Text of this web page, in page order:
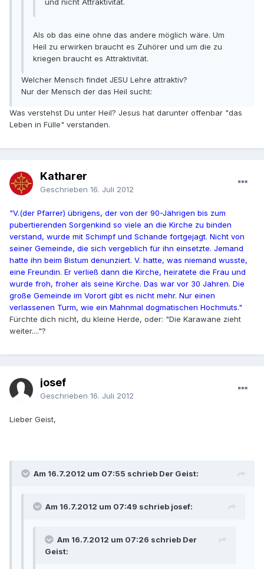
und nicht Attraktivität.
Als ob das eine ohne das andere möglich wäre. Um
Heil zu erwirken braucht es Zuhörer und um die zu
kriegen braucht es Attraktivität.
Welcher Mensch findet JESU Lehre attraktiv?
Nur der Mensch der das Heil sucht:
Was verstehst Du unter Heil? Jesus hat darunter offenbar "das
Leben in Fülle" verstanden.
Katharer
Geschrieben 16. Juli 2012
"V.(der Pfarrer) übrigens, der von der 90-Jährigen bis zum
pubertierenden Sorgenkind so viele an die Kirche zu binden
verstand, wurde mit Schimpf und Schande fortgejagt. Nicht von
seiner Gemeinde, die sich vergeblich für ihn einsetzte. Jemand
hatte ihn beim Bistum denunziert. V. hatte, was niemand wusste,
eine Freundin. Er verließ dann die Kirche, heiratete die Frau und
wurde froh, froher als seine Kirche. Das war vor 30 Jahren. Die
große Gemeinde im Vorort gibt es nicht mehr. Nur einen
verlassenen Turm, wie ein Mahnmal dogmatischen Hochmuts."
Fürchte dich nicht, du kleine Herde, oder: "Die Karawane zieht
weiter...."?
josef
Geschrieben 16. Juli 2012
Lieber Geist,
Am 16.7.2012 um 07:55 schrieb Der Geist:
Am 16.7.2012 um 07:49 schrieb josef:
Am 16.7.2012 um 07:26 schrieb Der
Geist: